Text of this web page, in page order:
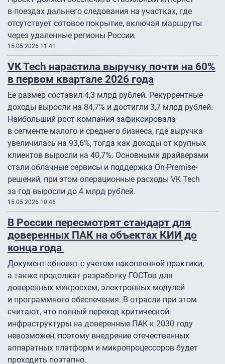
в поездах дальнего следования на участках, где
отсутствует сотовое покрытие, включая маршруты
через удаленные регионы России.
15.05.2026 11:41
VK Tech нарастила выручку почти на 60%
в первом квартале 2026 года
Ее размер составил 4,3 млрд рублей. Рекуррентные
доходы выросли на 84,7% и достигли 3,7 млрд рублей.
Наибольший рост компания зафиксировала
в сегменте малого и среднего бизнеса, где выручка
увеличилась на 93,6%, тогда как доходы от крупных
клиентов выросли на 40,7%. Основными драйверами
стали облачные сервисы и поддержка On-Premise-
решений, при этом операционные расходы VK Tech
за год выросли до 4 млрд рублей.
15.05.2026 10:46
В России пересмотрят стандарт для
доверенных ПАК на объектах КИИ до
конца года
Документ обновят с учетом накопленной практики,
а также продолжат разработку ГОСТов для
доверенных микросхем, электронных модулей
и программного обеспечения. В отрасли при этом
считают, что полный переход критической
инфраструктуры на доверенные ПАК к 2030 году
невозможен, поэтому внедрение отечественных
аппаратных платформ и микропроцессоров будет
проходить поэтапно.